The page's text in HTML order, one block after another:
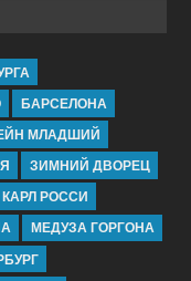
БАРСЕЛОНА
МЛАДШИЙ
ЗИМНИЙ ДВОРЕЦ
КАРЛ РОССИ
МЕДУЗА ГОРГОНА